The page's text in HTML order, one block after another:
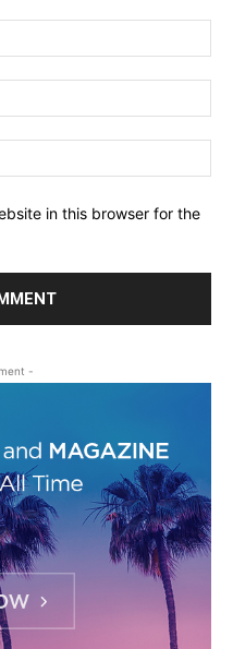
in this browser for the
-